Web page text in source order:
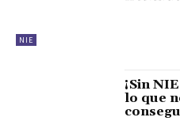
NIE
¡Sin
lo que